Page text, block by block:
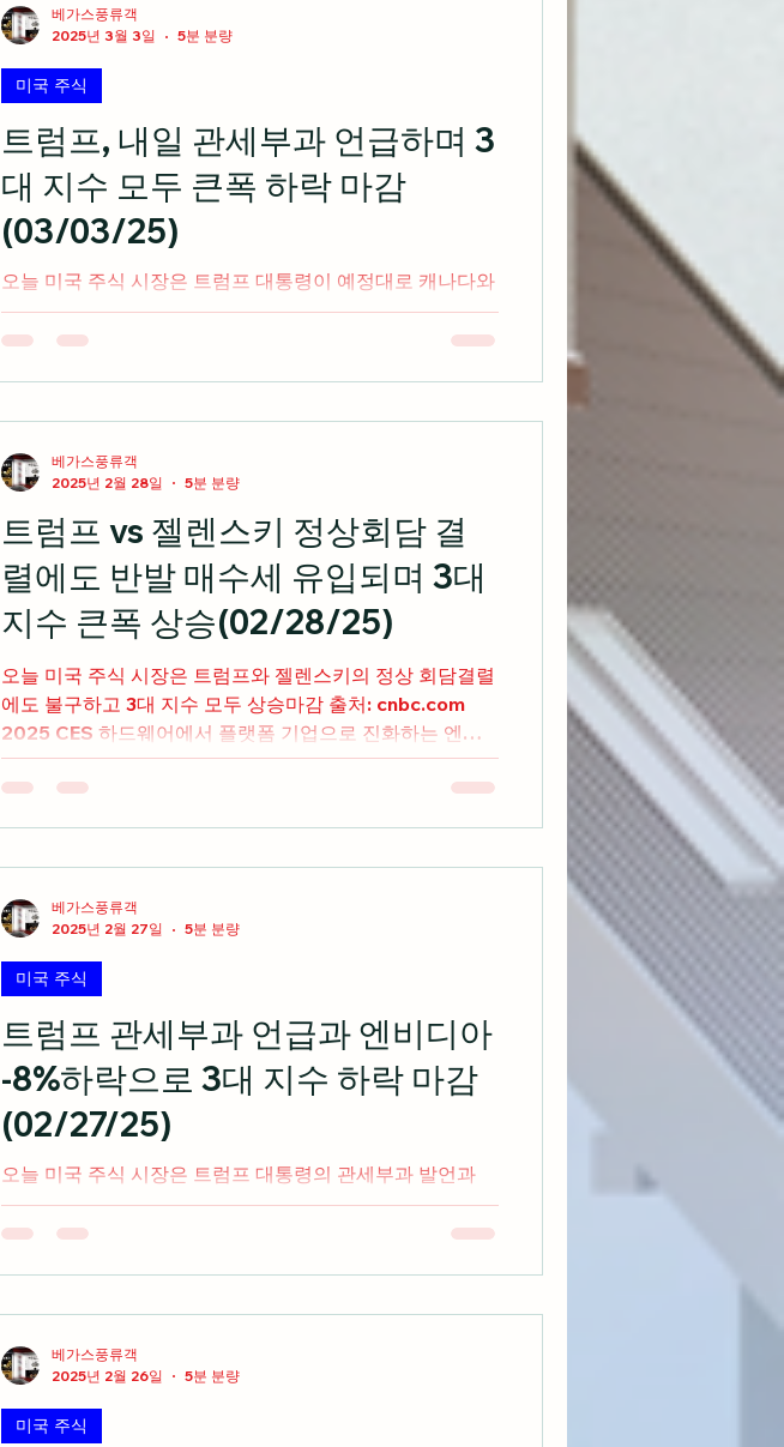
트럼프, 내일 관세부과 언급하며 3
대 지수 모두 큰폭 하락 마감
(03/03/25)
오늘 미국 주식 시장은 트럼프 대통령이 예정대로 캐나다와
멕시코 및 중국에 관세를 부과할 것이라고 밝히면서 3대 지
수 모두 하락마감 출처: cnbc.com 2025 CES 하드웨어에
미국 주식
베가스풍류객
2025년 3월 3일
5분 분량
트럼프 vs 젤렌스키 정상회담 결
렬에도 반발 매수세 유입되며 3대
지수 큰폭 상승(02/28/25)
오늘 미국 주식 시장은 트럼프와 젤렌스키의 정상 회담결렬
에도 불구하고 3대 지수 모두 상승마감 출처: cnbc.com
2025 CES 하드웨어에서 플랫폼 기업으로 진화하는 엔비
디아(Feat.NVDA Part 1)...
베가스풍류객
2025년 2월 28일
5분 분량
트럼프 관세부과 언급과 엔비디아
-8%하락으로 3대 지수 하락 마감
(02/27/25)
오늘 미국 주식 시장은 트럼프 대통령의 관세부과 발언과
엔비디아 -8%로 하락하며 3대 지수 모두 하락마감 출처:
cnbc.com 2025 CES 하드웨어에서 플랫폼 기업으로 진화
미국 주식
베가스풍류객
2025년 2월 27일
5분 분량
미국 주식
베가스풍류객
2025년 2월 26일
5분 분량